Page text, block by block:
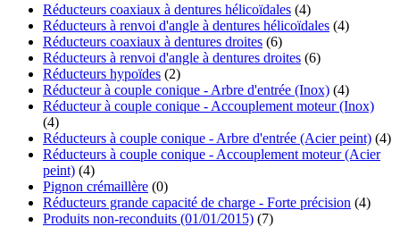
Réducteurs coaxiaux à dentures hélicoïdales (4)
Réducteurs à renvoi d'angle à dentures hélicoïdales (4)
Réducteurs coaxiaux à dentures droites (6)
Réducteurs à renvoi d'angle à dentures droites (6)
Réducteurs hypoïdes (2)
Réducteur à couple conique - Arbre d'entrée (Inox) (4)
Réducteur à couple conique - Accouplement moteur (Inox)
(4)
Réducteurs à couple conique - Arbre d'entrée (Acier peint) (4)
Réducteurs à couple conique - Accouplement moteur (Acier
peint) (4)
Pignon crémaillère (0)
Réducteurs grande capacité de charge - Forte précision (4)
Produits non-reconduits (01/01/2015) (7)